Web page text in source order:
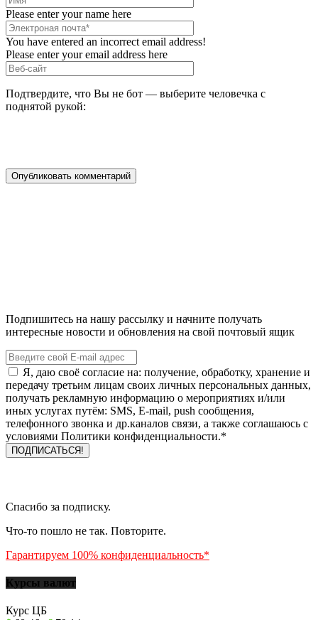
Please enter your name here
You have entered an incorrect email address!
Please enter your email address here
Подтвердите, что Вы не бот — выберите человечка с
поднятой рукой:
Подпишитесь на нашу рассылку и начните получать
интересные новости и обновления на свой почтовый ящик
Я, даю своё согласие на: получение, обработку, хранение и
передачу третьим лицам своих личных персональных данных,
получать рекламную информацию о мероприятиях и/или
иных услугах путём: SMS, E-mail, push сообщения,
телефонного звонка и др.каналов связи, а также соглашаюсь с
условиями Политики конфиденциальности.*
Спасибо за подписку.
Что-то пошло не так. Повторите.
Гарантируем 100% конфиденциальность*
Курсы валют
Курс ЦБ